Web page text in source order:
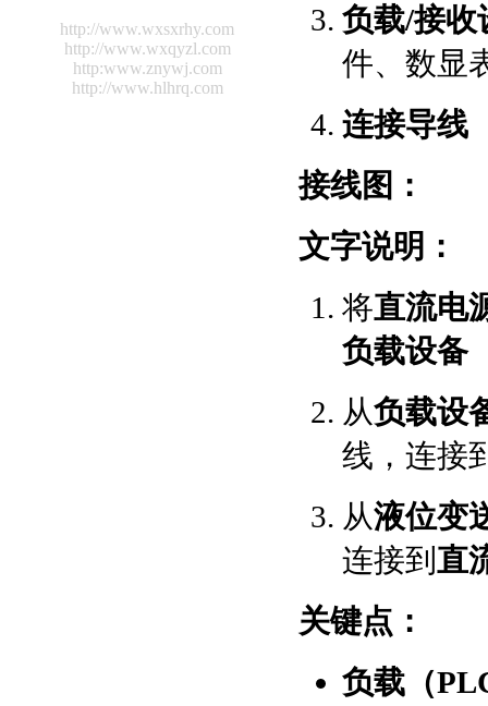
http://www.wxsxrhy.com
http://www.wxqyzl.com
http:www.znywj.com
http://www.hlhrq.com
负载/接收
件、数显
连接导线
接线图：
文字说明：
将直流电
负载设备
从负载设
线，连接
从液位变
连接到 直
关键点：
负载（